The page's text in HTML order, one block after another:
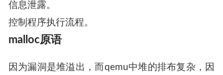
信息泄露。
控制程序执行流程。
malloc原语
因为漏洞是堆溢出，而qemu中堆的排布复杂，因